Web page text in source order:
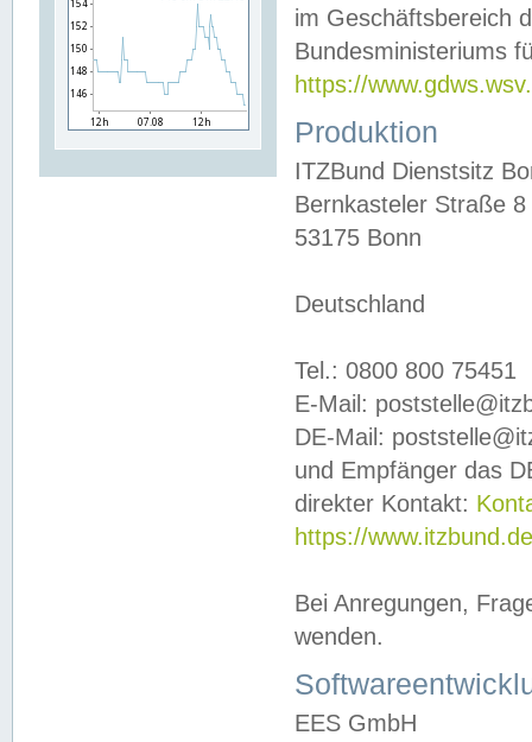
im Geschäftsbereich
Bundesministeriums
https://
Produktion
ITZBund Dienstsitz
Bernkasteler Straße 8
53175 Bonn
Deutschland
Tel.: 0800 800 75451
E-Mail:
DE-Mail:
und Empfänger das
direkter Kontakt:
https://
Bei Anregungen,
wenden.
EES GmbH